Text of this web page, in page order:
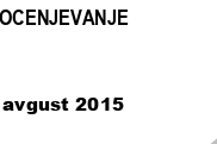
2015